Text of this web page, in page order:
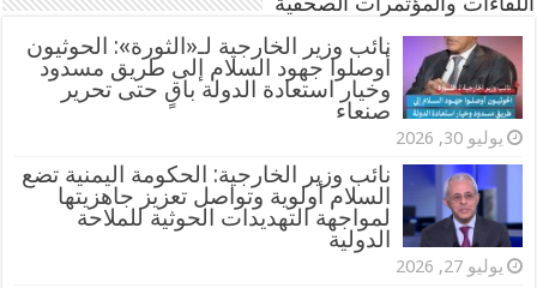
‏نائب وزير الخارجية لـ«الثورة»: الحوثيون
أوصلوا جهود السلام إلى طريق مسدود
وخيار استعادة الدولة باقٍ حتى تحرير
صنعاء
يوليو 30, 2026
نائب وزير الخارجية: الحكومة اليمنية تضع
السلام أولوية وتواصل تعزيز جاهزيتها
لمواجهة التهديدات الحوثية للملاحة
الدولية
يوليو 27, 2026